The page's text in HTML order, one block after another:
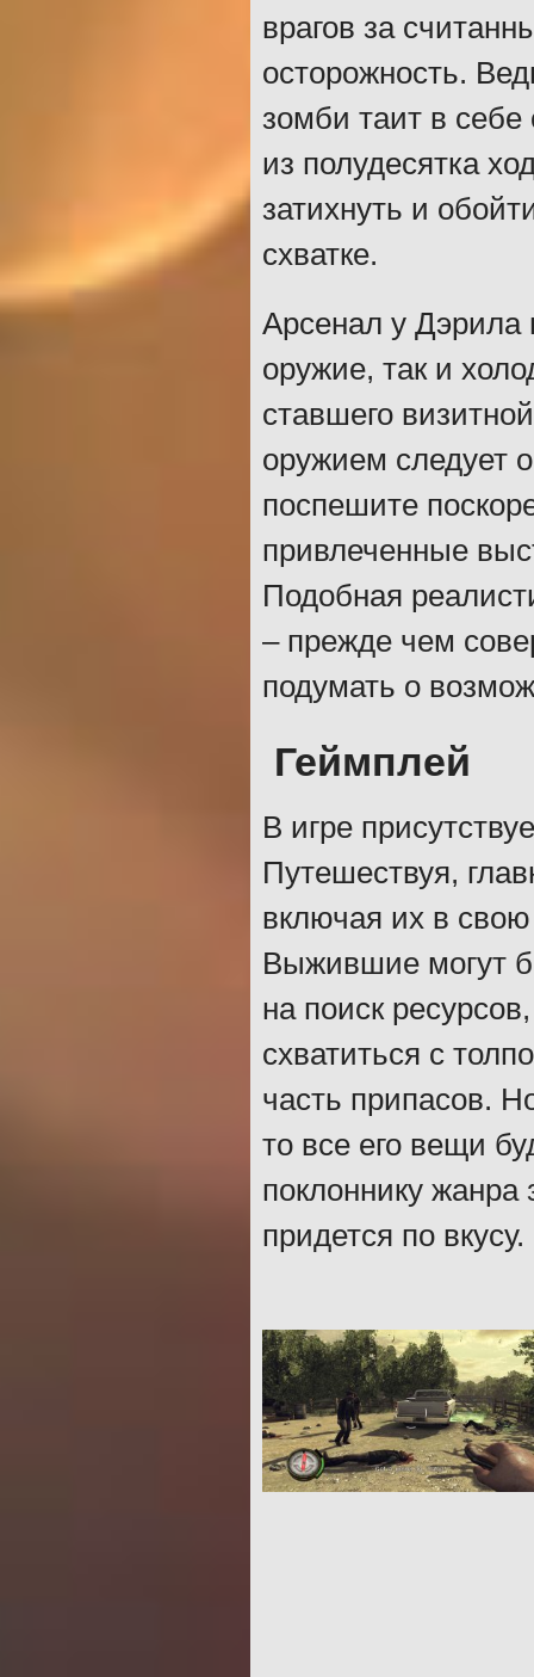
врагов за
осторожность.
зомби таит в себе
из полудесятка
затихнуть и
схватке.
Арсенал у Дэрила
оружие, так и
ставшего
оружием следует
поспешите
привлеченные
Подобная
– прежде чем
подумать о
Геймплей
В игре
Путешествуя,
включая их в
Выжившие могут
на поиск
схватиться с
часть припасов.
то все его вещи
поклоннику жанра
придется по вкусу.